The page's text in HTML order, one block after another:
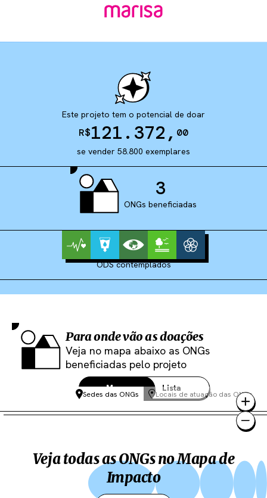
Este projeto tem o potencial de doar
R$121.372, 00
se vender 58.800 exemplares
3
ONGs beneficiadas
ODS contemplados
Para onde vão as doações
Veja no mapa abaixo as ONGs
beneficiadas pelo projeto
Mapa Lista
3
Sedes das ONGs Locais de atuação das ONGs
Veja todas as ONGs no Mapa de
Impacto